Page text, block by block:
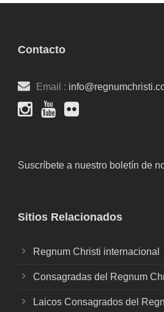
Contacto
Email :
Suscríbete a nuestro boletín de
Sitios Relacionados
Regnum Christi internacional
Consagradas del Regnum
Laicos Consagrados del